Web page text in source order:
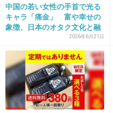
目が…www
中国の若い女性の手首で光る
キャラ「痛金」 富や幸せの
象徴、日本のオタク文化と融
2026年6月21日